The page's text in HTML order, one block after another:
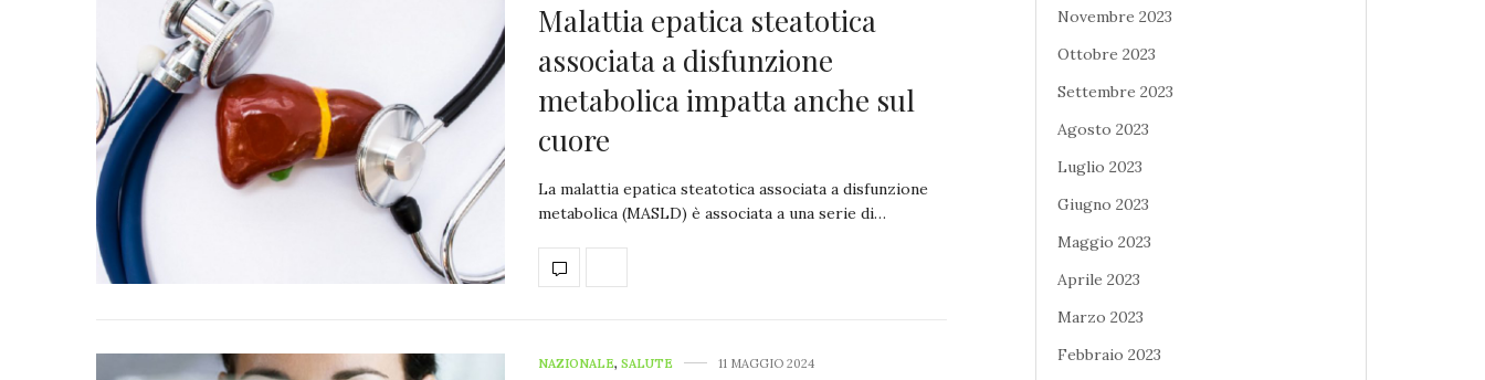
Malattia epatica steatotica
associata a disfunzione
metabolica impatta anche sul
cuore
La malattia epatica steatotica associata a disfunzione
metabolica (MASLD) è associata a una serie di…
NAZIONALE, SALUTE 11 MAGGIO 2024
Novembre 2023
Ottobre 2023
Settembre 2023
Agosto 2023
Luglio 2023
Giugno 2023
Maggio 2023
Aprile 2023
Marzo 2023
Febbraio 2023